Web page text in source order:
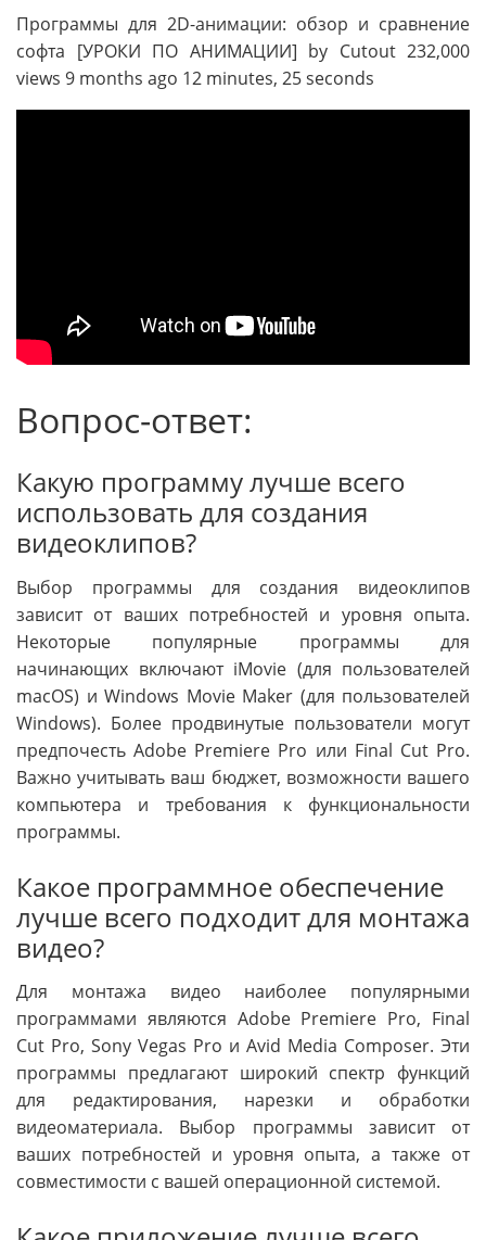
Программы для 2D-анимации: обзор и сравнение
софта [УРОКИ ПО АНИМАЦИИ] by Cutout 232,000
views 9 months ago 12 minutes, 25 seconds
Вопрос-ответ:
Какую программу лучше всего
использовать для создания
видеоклипов?
Выбор программы для создания видеоклипов
зависит от ваших потребностей и уровня опыта.
Некоторые популярные программы для
начинающих включают iMovie (для пользователей
macOS) и Windows Movie Maker (для пользователей
Windows). Более продвинутые пользователи могут
предпочесть Adobe Premiere Pro или Final Cut Pro.
Важно учитывать ваш бюджет, возможности вашего
компьютера и требования к функциональности
программы.
Какое программное обеспечение
лучше всего подходит для монтажа
видео?
Для монтажа видео наиболее популярными
программами являются Adobe Premiere Pro, Final
Cut Pro, Sony Vegas Pro и Avid Media Composer. Эти
программы предлагают широкий спектр функций
для редактирования, нарезки и обработки
видеоматериала. Выбор программы зависит от
ваших потребностей и уровня опыта, а также от
совместимости с вашей операционной системой.